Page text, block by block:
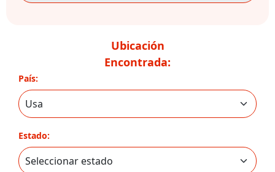
Ubicación
Encontrada:
País:
Estado: